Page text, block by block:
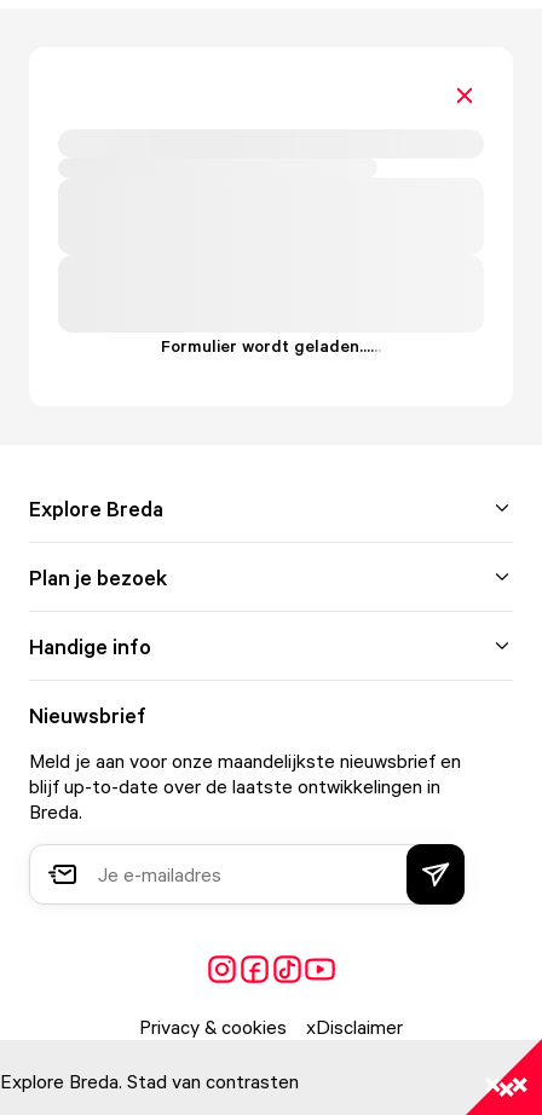
Formulier wordt geladen......
Explore Breda
Plan je bezoek
Handige info
Nieuwsbrief
Meld je aan voor onze maandelijkste nieuwsbrief en
blijf up-to-date over de laatste ontwikkelingen in
Breda.
Privacy & cookies Disclaimer
Explore Breda. Stad van contrasten